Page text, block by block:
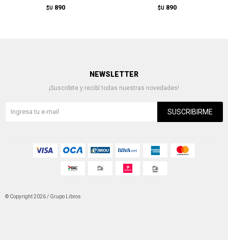
$U 890 $U 890
NEWSLETTER
¡Suscribite y recibí todas nuestras novedades!
SUSCRIBIRME
© Copyright 2026 / Grupo Libros